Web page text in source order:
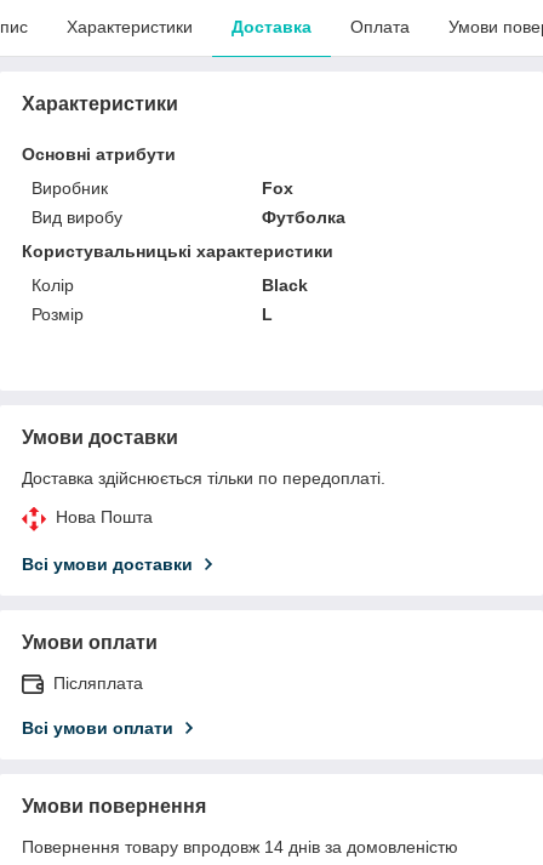
Характеристики Доставка Оплата Умови
Характеристики
Основні атрибути
Виробник
Fox
Вид виробу
Футболка
Користувальницькі характеристики
Колір
Black
Розмір
L
Умови доставки
Доставка здійснюється тільки по передоплаті.
Нова Пошта
Всі умови доставки
Умови оплати
Післяплата
Всі умови оплати
Умови повернення
Повернення товару впродовж 14 днів за домовленістю